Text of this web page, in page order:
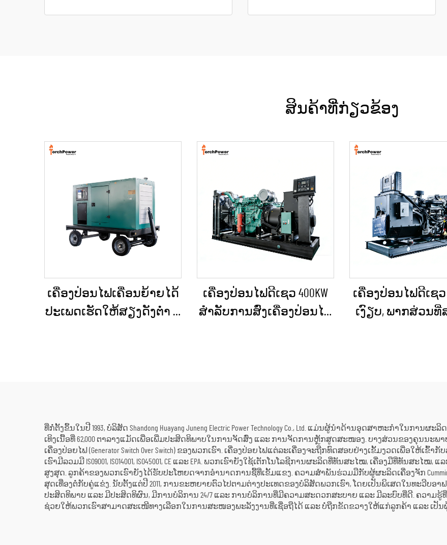
ສິນຄ້າທີ່ກ່ຽວຂ້ອງ
ເຄື່ອງປ່ອນໄຟເຄື່ອນຍ້າຍໄດ້
ປະເພດເຮັດໃຫ້ສຽງດັງຕ່ຳ ທີ່
ເຄື່ອງປ່ອນໄຟດີເຊວ 400KW
ສຳລັບການສົ່ງເຄື່ອງປ່ອນໄຟ
ເຄື່ອງປ່ອນໄຟດີເຊວ
ເງົຽບ, ພາກສ່ວນທີ່
ທີ່ກໍ່ຕັ້ງຂຶ້ນໃນປີ 1993, ບໍລິສັດ Shandong Huayang Juneng Electric Power Technology Co., Ltd. ແມ່ນຜູ້ນຳດ້ານອຸດສາຫະກຳໃນກ
ເທິງເນື້ອທີ່ 62,000 ຕາລາງແມັດເພື່ອເພີ່ມປະສິດທິພາບໃນການຈັດສົ່ງ ແລະ ການຈັດການຫຼັກສູດສະໜອງ. ບາງສ່ວນຂອງຄຸນນະ
ເຄື່ອງປ່ອຍໄຟ (Generator Switch Over Switch) ຂອງພວກເຮົາ. ເຄື່ອງປ່ອຍໄຟແຕ່ລະເຄື່ອງຈະຖືກທົດສອບຢ່າງເຂັ້ມງວດເພື່ອໃ
ເຮົາມີລວມມີ ISO9001, ISO14001, ISO45001, CE ແລະ EPA. ພວກເຮົາຍັງໃຊ້ເຕັກໂນໂລຊີການຜະລິດທີ່ທັນສະໄໝ, ເຄື່ອງມືທີ່ທັນສ
ສູງສຸດ. ລູກຄ້າຂອງພວກເຮົາຍັງໄດ້ຮັບປະໂຫຍດຈາກອຳນາດການຊື້ທີ່ເຂັ້ມແຂງ. ຄວາມສຳພັນຮ່ວມມືກັບຜູ້ຜະລິດເຄື່ອງຈັກ
ສຸດເທື່ອງຕໍ່ກັບຄູ່ແຂ່ງ. ນັບຕັ້ງແຕ່ປີ 2011, ການຂະຫຍາຍຕົວໄປຕາມຕ່າງປະເທດຂອງບໍລິສັດພວກເຮົາ, ໂດຍເປັນພິເສດໃນທະວີບອ
ປະສິດທິພາບ ແລະ ມີປະສິດທິຜົນ, ມີການບໍລິການ 24/7 ແລະ ການບໍລິການທີ່ມີຄວາມສະດວກສະບາຍ ແລະ ມີລະບົບທີ່ດີ. ຄວາມຮູ້
ຊ່ວຍໃຫ້ພວກເຮົາສາມາດສະເໜີທາງເລືອກໃນການສະໜອງພະລັງງານທີ່ເຊື່ອຖືໄດ້ ແລະ ບໍ່ຖືກຂັດຂວາງໃຫ້ແກ່ລູກຄ້າ ແລະ ເປັນ